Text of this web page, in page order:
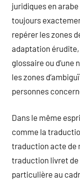
juridiques en
toujours
repérer les zones
adaptation érudite,
glossaire ou d’une
les zones
personnes
Dans le même
comme la
traduction acte de
traduction livret
particulière au